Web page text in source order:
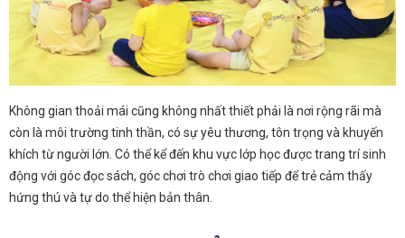
Không gian thoải mái cũng không nhất thiết phải là nơi rộng rãi mà
còn là môi trường tinh thần, có sự yêu thương, tôn trọng và khuyến
khích từ người lớn. Có thể kể đến khu vực lớp học được trang trí sinh
động với góc đọc sách, góc chơi trò chơi giao tiếp để trẻ cảm thấy
hứng thú và tự do thể hiện bản thân.